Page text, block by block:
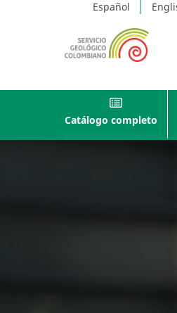
Español
Catálogo completo